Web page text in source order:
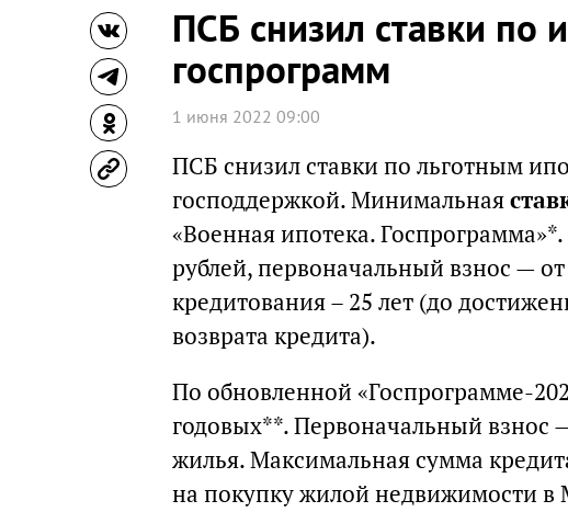
ПСБ снизил ставки по
госпрограмм
1 июня 2022 09:00
ПСБ снизил ставки по льготным
господдержкой. Минимальная
«Военная ипотека.
рублей, первоначальный взнос —
кредитования – 25 лет (до
возврата кредита).
По обновленной «Госпрограмме-
годовых**. Первоначальный взнос
жилья. Максимальная сумма
на покупку жилой недвижимости в